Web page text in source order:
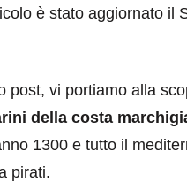
è stato aggiornato il
post, vi portiamo alla
della costa
1300 e tutto il
pirati.